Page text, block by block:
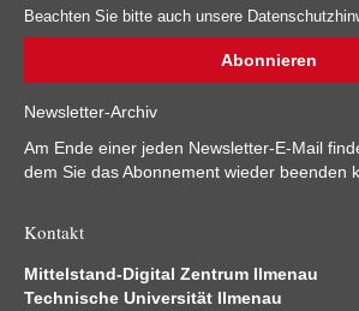
Beachten Sie bitte auch unsere
Newsletter-Archiv
Am Ende einer jeden Newsletter-E-Mail
dem Sie das Abonnement wieder beenden
Kontakt
Mittelstand-Digital Zentrum Ilmenau
Technische Universität Ilmenau